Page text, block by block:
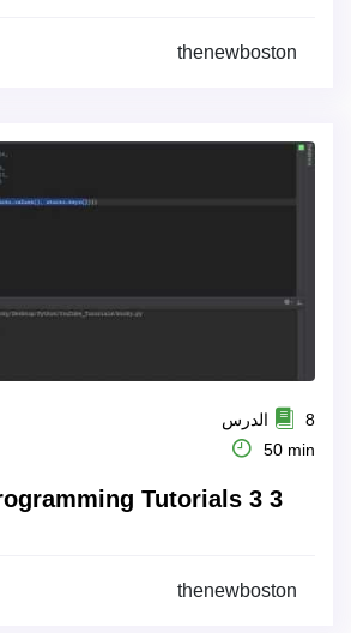
thenewboston
8 الدرس
50 min
Tutorials 3 3
thenewboston